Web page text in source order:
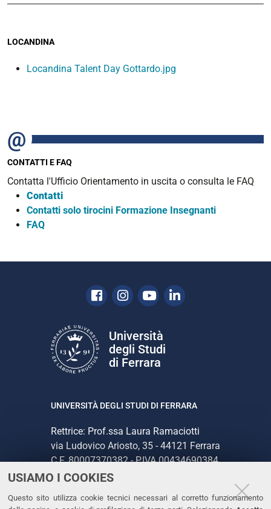
USIAMO I COOKIES
Questo sito utilizza cookie tecnici necessari al corretto funzionamento
LOCANDINA
Locandina Talent Day Gottardo.jpg
CONTATTI E FAQ
Contatta l'Ufficio Orientamento in uscita o consulta le FAQ
Contatti
Contatti solo tirocini Formazione Insegnanti
FAQ
Facebook
Instagram
YoutubeLinkedin
Università
degli Studi
di Ferrara
UNIVERSITÀ DEGLI STUDI DI FERRARA
Rettrice: Prof.ssa Laura Ramaciotti
via Ludovico Ariosto, 35 - 44121 Ferrara
C.F. 80007370382 - P.IVA 00434690384
CONTATTI